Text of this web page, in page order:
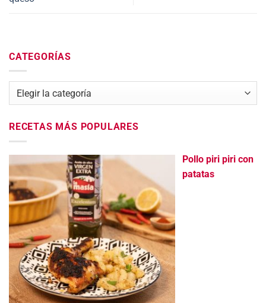
CATEGORÍAS
Categorías
RECETAS MÁS POPULARES
Pollo piri piri con
patatas